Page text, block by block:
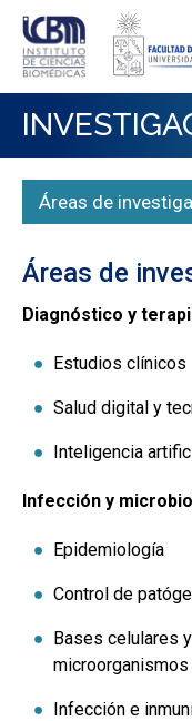
Áreas de
Áreas de
Diagnóstico y
Estudios clínicos
Salud digital y
Inteligencia
Infección y
Epidemiología
Control de
Bases celulares
microorganismos
Infección e